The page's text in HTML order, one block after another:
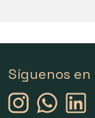
Síguenos en